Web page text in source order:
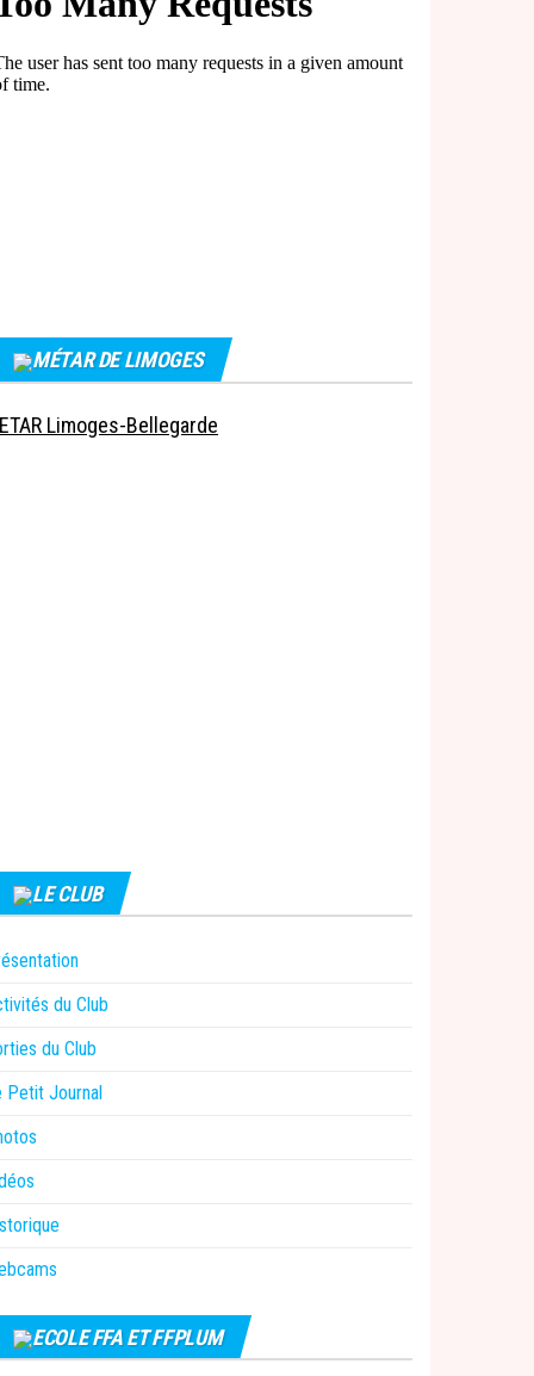
MÉTAR DE LIMOGES
Limoges-Bellegarde
LE CLUB
du Club
du Club
Petit Journal
ECOLE FFA ET FFPLUM